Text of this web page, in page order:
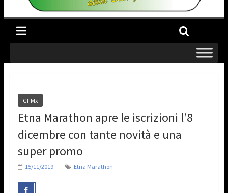
Gf-Mx
Etna Marathon apre le iscrizioni l’8
dicembre con tante novità e una
super promo
15/11/2019 Etna Marathon